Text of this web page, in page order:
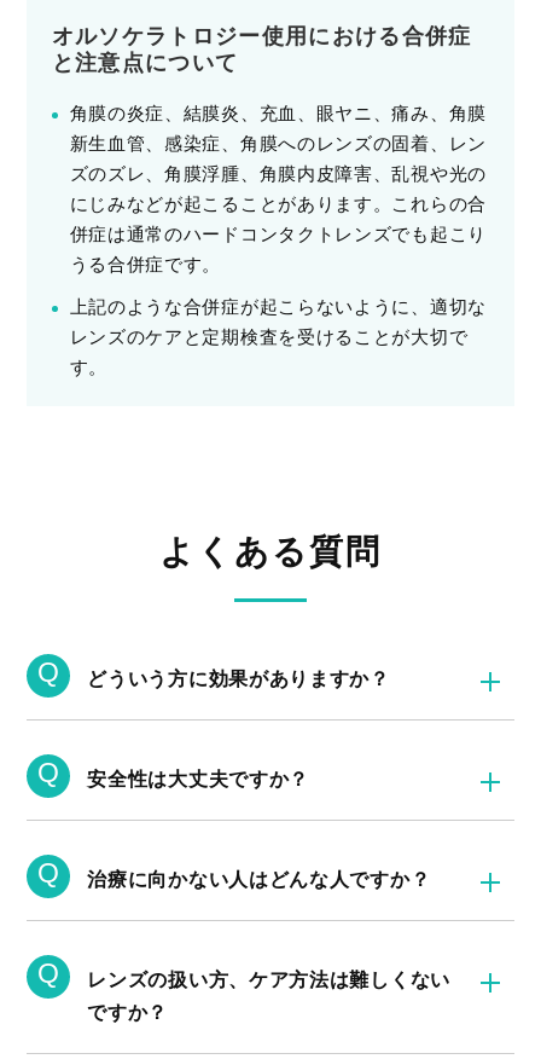
オルソケラトロジー使用における合併症
と注意点について
角膜の炎症、結膜炎、充血、眼ヤニ、痛み、角膜
新生血管、感染症、角膜へのレンズの固着、レン
ズのズレ、角膜浮腫、角膜内皮障害、乱視や光の
にじみなどが起こることがあります。これらの合
併症は通常のハードコンタクトレンズでも起こり
うる合併症です。
上記のような合併症が起こらないように、適切な
レンズのケアと定期検査を受けることが大切で
す。
よくある質問
Q どういう方に効果がありますか？
Q 安全性は大丈夫ですか？
Q 治療に向かない人はどんな人ですか？
Q
レンズの扱い方、ケア方法は難しくない
ですか？